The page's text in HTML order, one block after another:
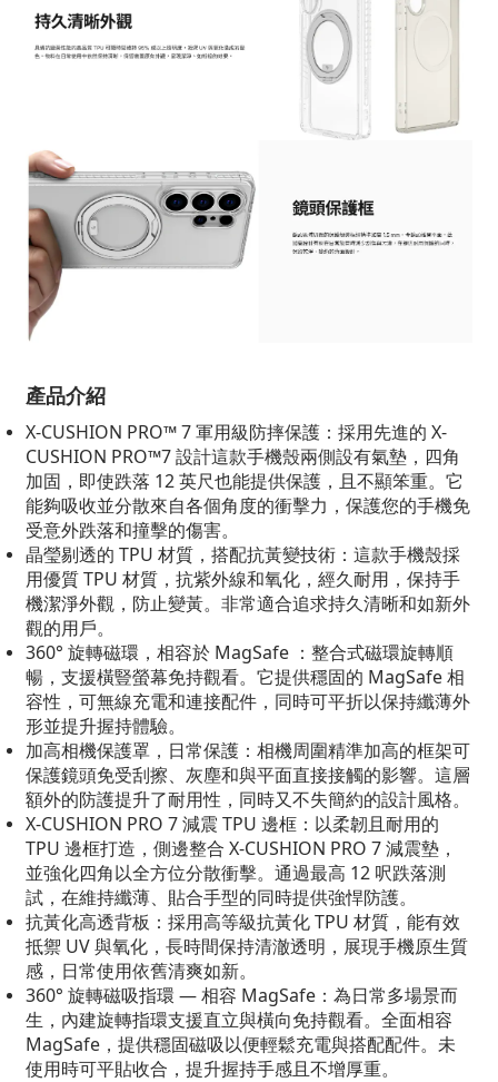
產品介紹
X-CUSHION PRO™ 7 軍用級防摔保護：採用先進的 X-
CUSHION PRO™7 設計這款手機殼兩側設有氣墊，四角
加固，即使跌落 12 英尺也能提供保護，且不顯笨重。它
能夠吸收並分散來自各個角度的衝擊力，保護您的手機免
受意外跌落和撞擊的傷害。
晶瑩剔透的 TPU 材質，搭配抗黃變技術：這款手機殼採
用優質 TPU 材質，抗紫外線和氧化，經久耐用，保持手
機潔淨外觀，防止變黃。非常適合追求持久清晰和如新外
觀的用戶。
360° 旋轉磁環，相容於 MagSafe ：整合式磁環旋轉順
暢，支援橫豎螢幕免持觀看。它提供穩固的 MagSafe 相
容性，可無線充電和連接配件，同時可平折以保持纖薄外
形並提升握持體驗。
加高相機保護罩，日常保護：相機周圍精準加高的框架可
保護鏡頭免受刮擦、灰塵和與平面直接接觸的影響。這層
額外的防護提升了耐用性，同時又不失簡約的設計風格。
X-CUSHION PRO 7 減震 TPU 邊框：以柔韌且耐用的
TPU 邊框打造，側邊整合 X-CUSHION PRO 7 減震墊，
並強化四角以全方位分散衝擊。通過最高 12 呎跌落測
試，在維持纖薄、貼合手型的同時提供強悍防護。
抗黃化高透背板：採用高等級抗黃化 TPU 材質，能有效
抵禦 UV 與氧化，長時間保持清澈透明，展現手機原生質
感，日常使用依舊清爽如新。
360° 旋轉磁吸指環 — 相容 MagSafe：為日常多場景而
生，內建旋轉指環支援直立與橫向免持觀看。全面相容
MagSafe，提供穩固磁吸以便輕鬆充電與搭配配件。未
使用時可平貼收合，提升握持手感且不增厚重。